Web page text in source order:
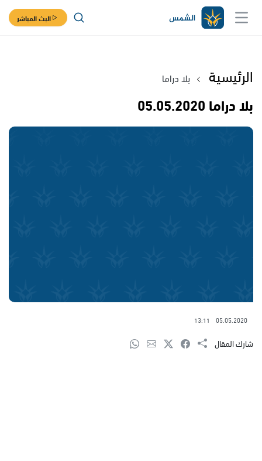
البث المباشر
الرئيسية بلا دراما
بلا دراما 05.05.2020
05.05.2020
13:11
شارك المقال